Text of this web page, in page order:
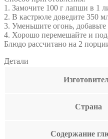
1. Замочите 100 г лапши в 1
2. В кастрюле доведите 350
3. Уменьшите огонь,
4. Хорошо перемешайте и
Блюдо рассчитано на 2
Детали
Страна
Содержание